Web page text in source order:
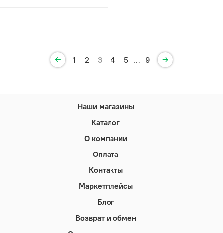
1 2 3 4 5 … 9
Наши магазины
Каталог
О компании
Оплата
Контакты
Маркетплейсы
Блог
Возврат и обмен